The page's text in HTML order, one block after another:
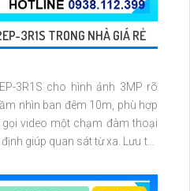
3R1S TRONG NHÀ GIÁ RẺ
3R1S cho hình ảnh 3MP rõ
nhìn ban đêm 10m, phù hợp
giúp quan sát từ xa. Lưu trữ
phòng nhỏ.